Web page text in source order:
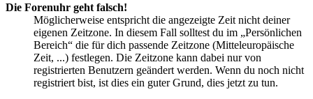
Die Forenuhr geht falsch!
Möglicherweise entspricht die angezeigte Zeit nicht deiner
eigenen Zeitzone. In diesem Fall solltest du im „Persönlichen
Bereich“ die für dich passende Zeitzone (Mitteleuropäische
Zeit, ...) festlegen. Die Zeitzone kann dabei nur von
registrierten Benutzern geändert werden. Wenn du noch nicht
registriert bist, ist dies ein guter Grund, dies jetzt zu tun.